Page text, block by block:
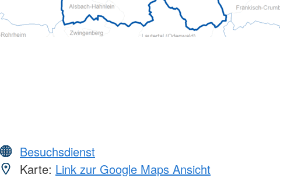
Besuchsdienst
Karte: Link zur Google Maps Ansicht